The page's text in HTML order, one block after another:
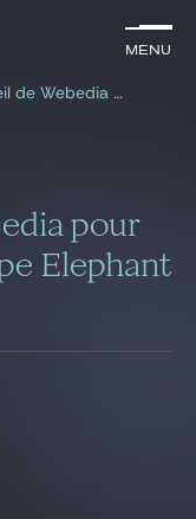
Menu
Menu
Gide, conseil de Webedia pour l’acquisition du Groupe Elephant
pour
Elephant